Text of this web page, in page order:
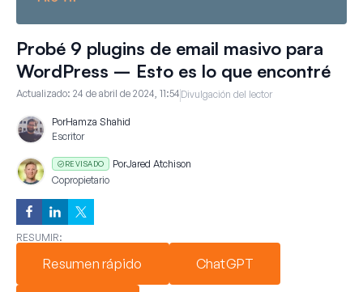
Probé 9 plugins de email masivo para
WordPress – Esto es lo que encontré
Actualizado: 24 de abril de 2024, 11:54 Divulgación del lector
PorHamza Shahid
Escritor
REVISADO PorJared Atchison
Copropietario
RESUMIR:
Resumen rápido ChatGPT